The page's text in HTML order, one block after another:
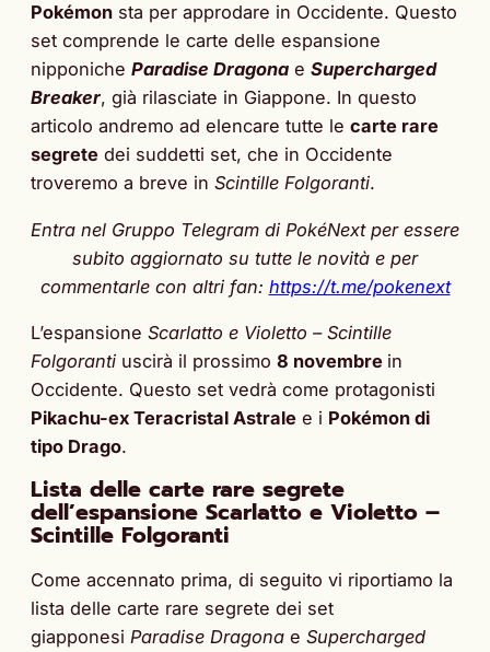
Pokémon sta per approdare in Occidente. Questo
set comprende le carte delle espansione
nipponiche Paradise Dragona e Supercharged
Breaker, già rilasciate in Giappone. In questo
articolo andremo ad elencare tutte le carte rare
segrete dei suddetti set, che in Occidente
troveremo a breve in Scintille Folgoranti.
Entra nel Gruppo Telegram di PokéNext per essere
subito aggiornato su tutte le novità e per
commentarle con altri fan: https://t.me/pokenext
L’espansione Scarlatto e Violetto – Scintille
Folgoranti uscirà il prossimo 8 novembre in
Occidente. Questo set vedrà come protagonisti
Pikachu-ex Teracristal Astrale e i Pokémon di
tipo Drago.
Lista delle carte rare segrete
dell’espansione Scarlatto e Violetto –
Scintille Folgoranti
Come accennato prima, di seguito vi riportiamo la
lista delle carte rare segrete dei set
giapponesi Paradise Dragona e Supercharged